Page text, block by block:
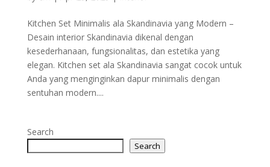
Kitchen Set Minimalis ala Skandinavia yang Modern –
Desain interior Skandinavia dikenal dengan
kesederhanaan, fungsionalitas, dan estetika yang
elegan. Kitchen set ala Skandinavia sangat cocok untuk
Anda yang menginginkan dapur minimalis dengan
sentuhan modern....
Search
Search